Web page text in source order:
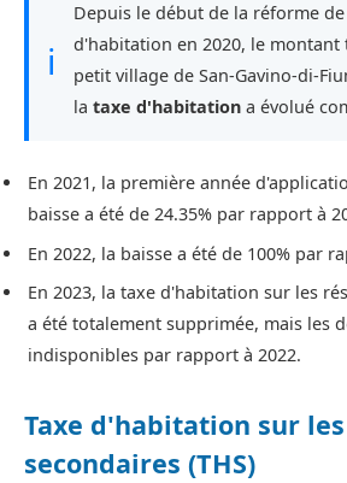
ℹ
Depuis le début de la réforme
d'habitation en 2020, le
petit village de San-Gavino-di-
la taxe d'habitation a évolué
En 2021, la première année
baisse a été de 24.35% par rapport à
En 2022, la baisse a été de 100% par
En 2023, la taxe d'habitation sur les
a été totalement supprimée, mais les
indisponibles par rapport à 2022.
Taxe d'habitation sur
secondaires (THS)